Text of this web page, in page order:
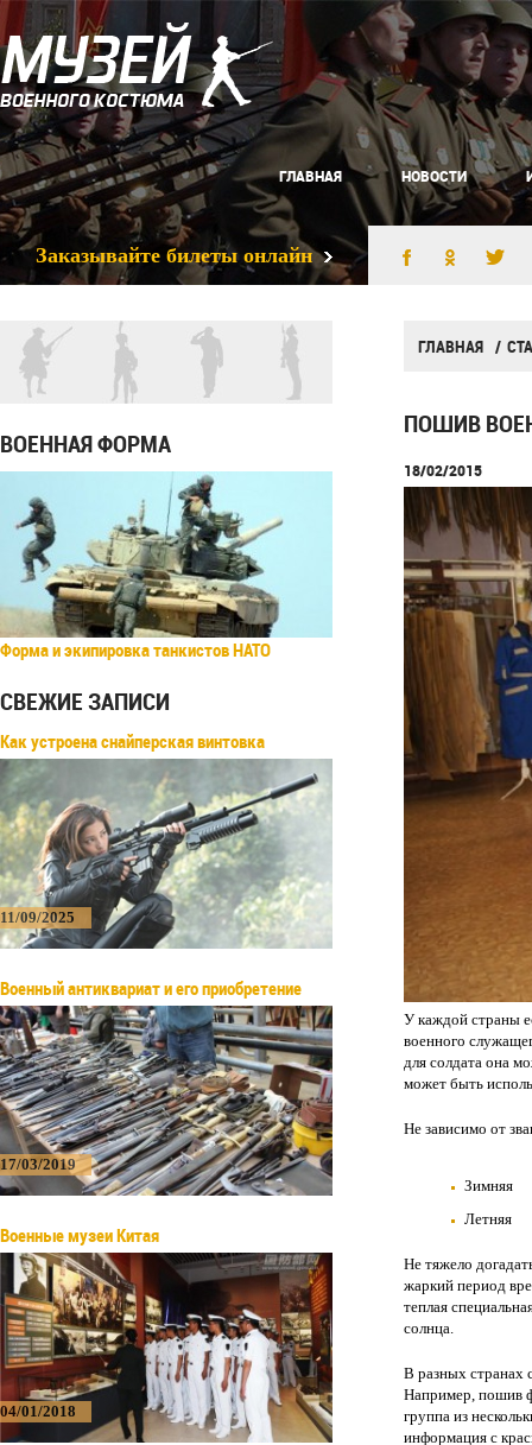
ГЛАВНАЯ НОВОСТИ
Заказывайте билеты онлайн
ВОЕННАЯ ФОРМА
Форма и экипировка танкистов НАТО
СВЕЖИЕ ЗАПИСИ
Как устроена снайперская винтовка
11/09/2025
Военный антиквариат и его приобретение
17/03/2019
Военные музеи Китая
04/01/2018
ГЛАВНАЯ
ПОШИВ
18/02/2015
У каждой страны
военного
для солдата она
может быть
Не зависимо от
Зимняя
Летняя
Не тяжело
жаркий период
теплая
солнца.
В разных странах
Например, пошив
группа из
информация с